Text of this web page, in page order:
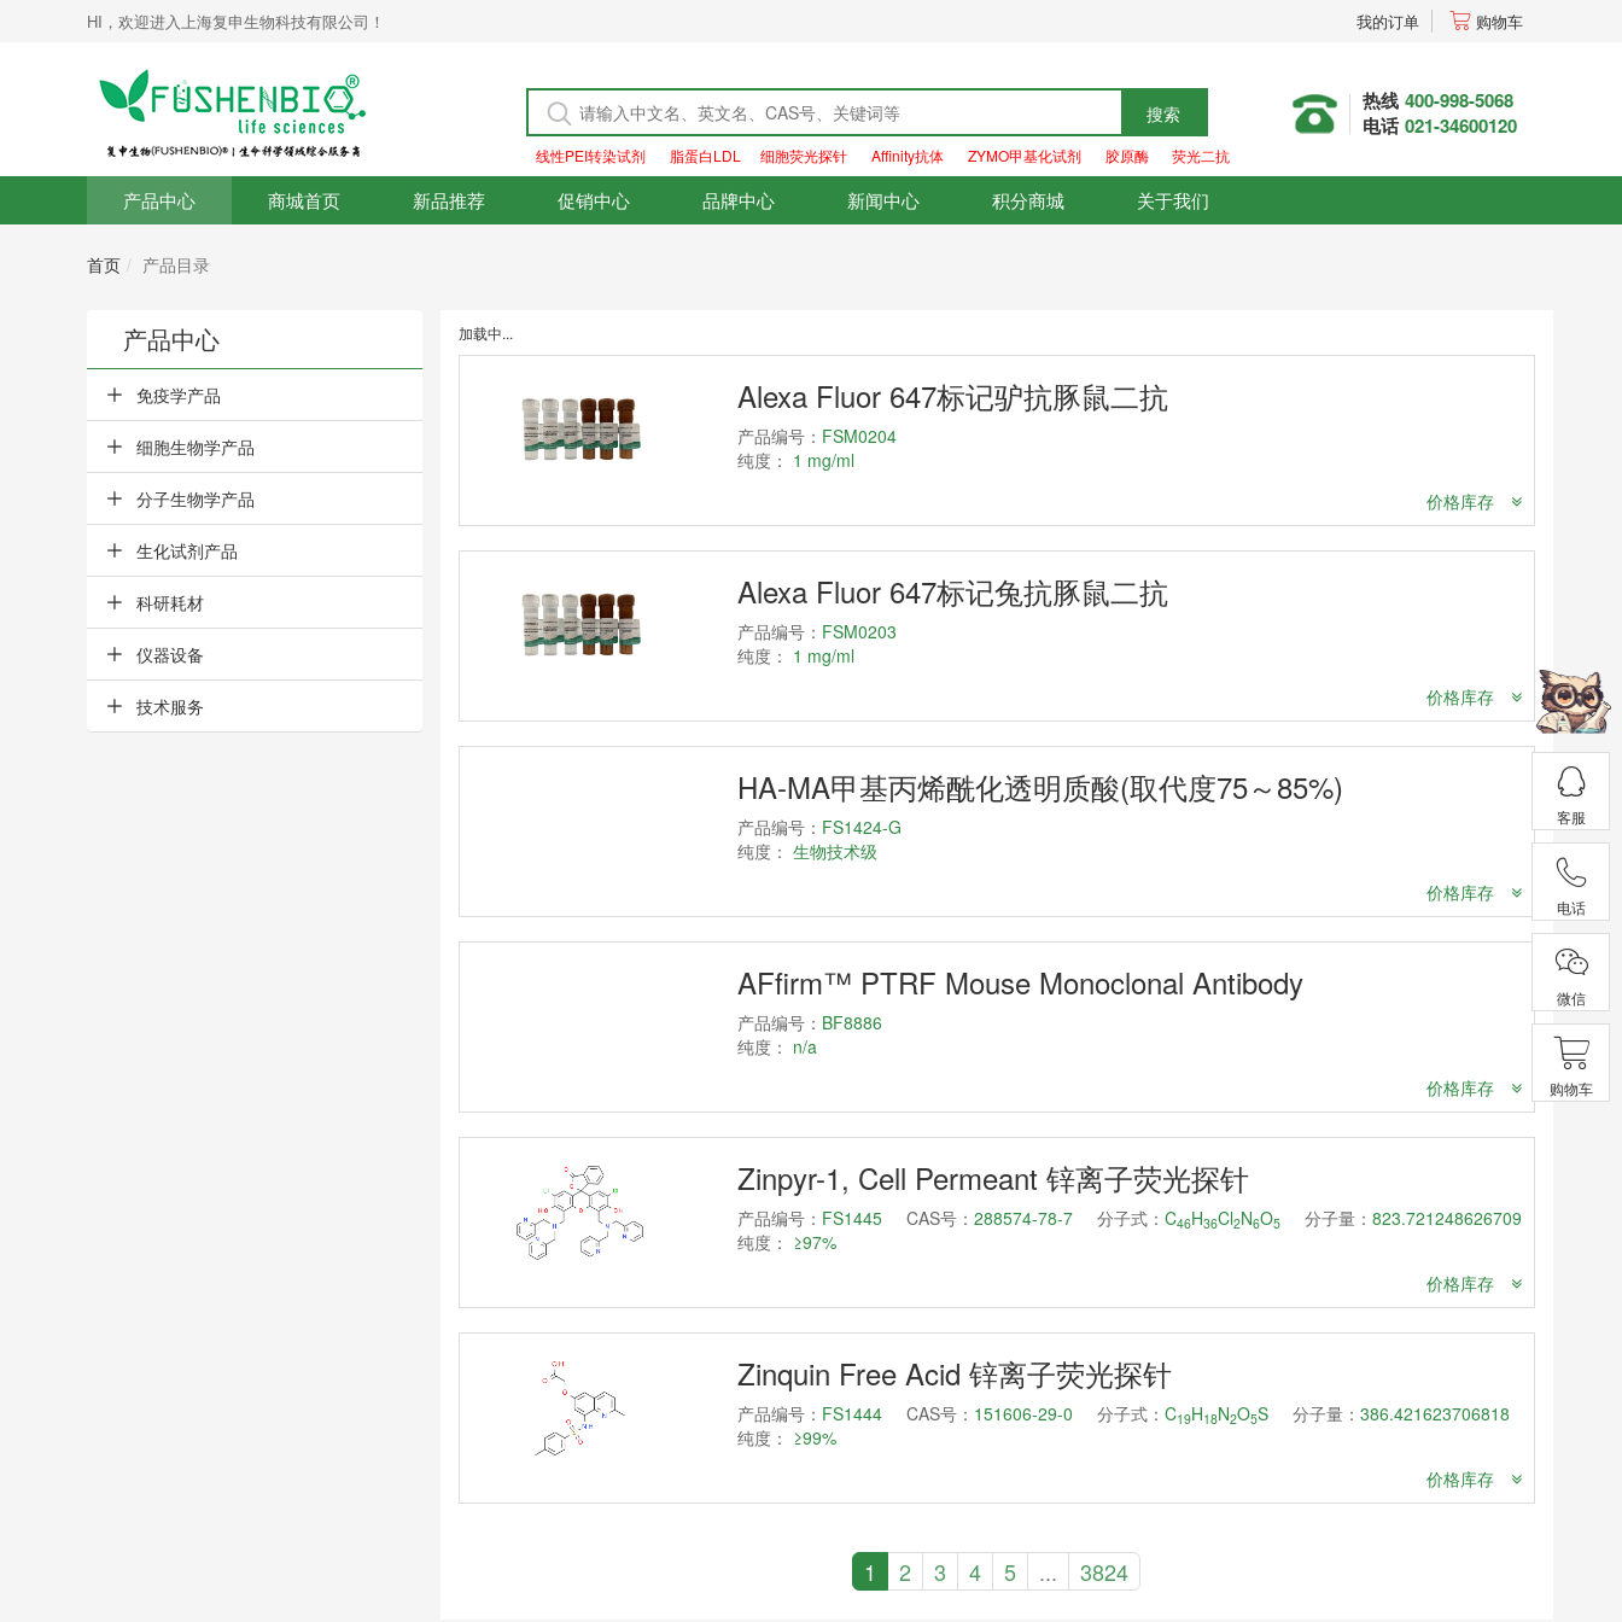
HI，欢迎进入上海复申生物科技有限公司！ 我的订单 购物车
搜索
线性PEI转染试剂 脂蛋白LDL 细胞荧光探针 Affinity抗体 ZYMO甲基化试剂 胶原酶 荧光二抗
热线
电话
400-998-5068
021-34600120
产品中心 商城首页 新品推荐 促销中心 品牌中心 新闻中心 积分商城 关于我们
首页 产品目录
产品中心
免疫学产品
细胞生物学产品
分子生物学产品
生化试剂产品
科研耗材
仪器设备
技术服务
加载中...
Alexa Fluor 647标记驴抗豚鼠二抗
产品编号： FSM0204
纯度： 1 mg/ml
价格库存
Alexa Fluor 647标记兔抗豚鼠二抗
产品编号： FSM0203
纯度： 1 mg/ml
价格库存
HA-MA甲基丙烯酰化透明质酸(取代度75～85%)
产品编号： FS1424-G
纯度： 生物技术级
价格库存
AFfirm™ PTRF Mouse Monoclonal Antibody
产品编号： BF8886
纯度： n/a
价格库存
Zinpyr-1, Cell Permeant 锌离子荧光探针
产品编号： FS1445 CAS号： 288574-78-7 分子式： C46H36Cl2N6O5 分子量： 823.721248626709
纯度： ≥97%
价格库存
Zinquin Free Acid 锌离子荧光探针
产品编号： FS1444 CAS号： 151606-29-0 分子式： C19H18N2O5S 分子量： 386.421623706818
纯度： ≥99%
价格库存
1 2 3 4 5 ... 3824
客服
电话
微信
购物车